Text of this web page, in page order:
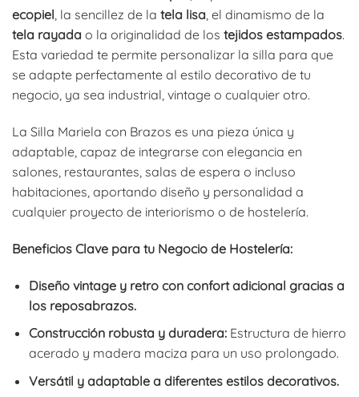
ecopiel, la sencillez de la tela lisa, el dinamismo de la
tela rayada o la originalidad de los tejidos estampados.
Esta variedad te permite personalizar la silla para que
se adapte perfectamente al estilo decorativo de tu
negocio, ya sea industrial, vintage o cualquier otro.
La Silla Mariela con Brazos es una pieza única y
adaptable, capaz de integrarse con elegancia en
salones, restaurantes, salas de espera o incluso
habitaciones, aportando diseño y personalidad a
cualquier proyecto de interiorismo o de hostelería.
Beneficios Clave para tu Negocio de Hostelería:
Diseño vintage y retro con confort adicional gracias a
los reposabrazos.
Construcción robusta y duradera:Estructura de hierro
acerado y madera maciza para un uso prolongado.
Versátil y adaptable a diferentes estilos decorativos.